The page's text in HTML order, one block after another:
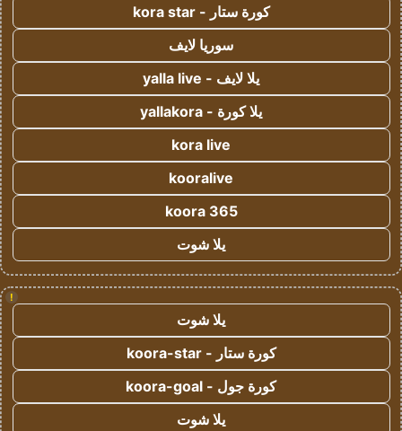
كورة ستار - kora star
سوريا لايف
يلا لايف - yalla live
يلا كورة - yallakora
kora live
kooralive
koora 365
يلا شوت
!
يلا شوت
كورة ستار - koora-star
كورة جول - koora-goal
يلا شوت